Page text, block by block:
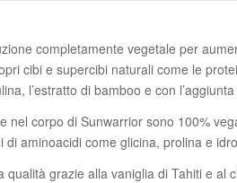
completamente vegetale per
cibi e supercibi naturali come le
l’estratto di bamboo e con
corpo di Sunwarrior sono 100%
aminoacidi come glicina, prolina e
grazie alla vaniglia di Tahiti e al